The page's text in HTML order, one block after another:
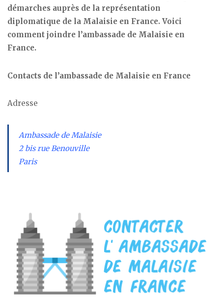
démarches auprès de la représentation
diplomatique de la Malaisie en France. Voici
comment joindre l’ambassade de Malaisie en
France.
Contacts de l’ambassade de Malaisie en France
Adresse
Ambassade de Malaisie
2 bis rue Benouville
Paris